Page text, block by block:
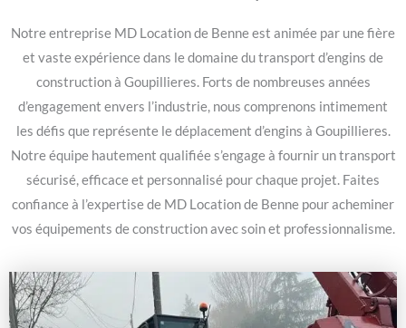
Notre entreprise MD Location de Benne est animée par une fière
et vaste expérience dans le domaine du transport d’engins de
construction à Goupillieres. Forts de nombreuses années
d’engagement envers l’industrie, nous comprenons intimement
les défis que représente le déplacement d’engins à Goupillieres.
Notre équipe hautement qualifiée s’engage à fournir un transport
sécurisé, efficace et personnalisé pour chaque projet. Faites
confiance à l’expertise de MD Location de Benne pour acheminer
vos équipements de construction avec soin et professionnalisme.